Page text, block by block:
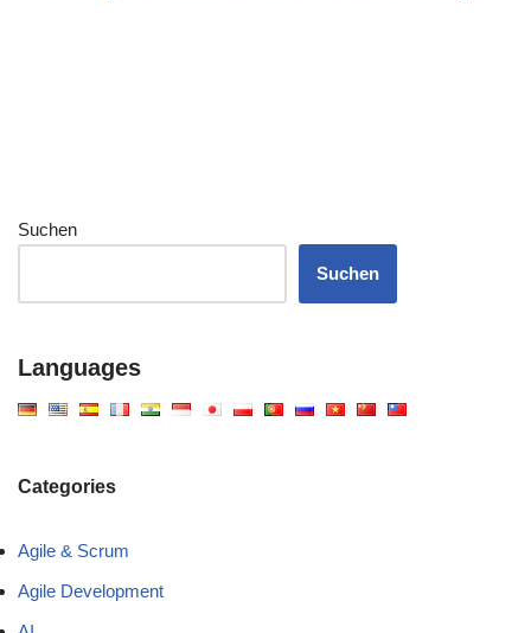
Suchen
Suchen
Languages
Categories
Agile & Scrum
Agile Development